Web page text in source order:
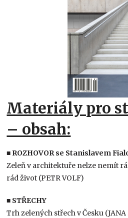
Materiály pro
– obsah:
■ ROZHOVOR se Stanislavem
Zeleň v architektuře nelze nemít
rád život (PETR VOLF)
■ STŘECHY
Trh zelených střech v Česku (JANA